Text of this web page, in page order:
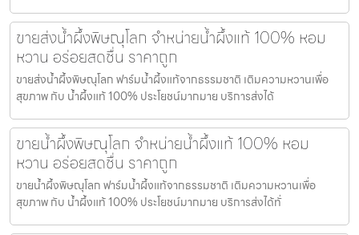
ขายส่งน้ำผึ้งพิษณุโลก จำหน่ายน้ำผึ้งแท้ 100% หอม
หวาน อร่อยสดชื่น ราคาถูก
ขายส่งน้ำผึ้งพิษณุโลก ฟาร์มน้ำผึ้งแท้จากธรรมชาติ เติมความหวานเพื่อ
สุขภาพ กับ น้ำผึ้งแท้ 100% ประโยชน์มากมาย บริการส่งได้
ขายน้ำผึ้งพิษณุโลก จำหน่ายน้ำผึ้งแท้ 100% หอม
หวาน อร่อยสดชื่น ราคาถูก
ขายน้ำผึ้งพิษณุโลก ฟาร์มน้ำผึ้งแท้จากธรรมชาติ เติมความหวานเพื่อ
สุขภาพ กับ น้ำผึ้งแท้ 100% ประโยชน์มากมาย บริการส่งได้ทั่